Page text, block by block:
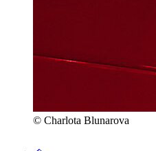
© Charlota Blunarova